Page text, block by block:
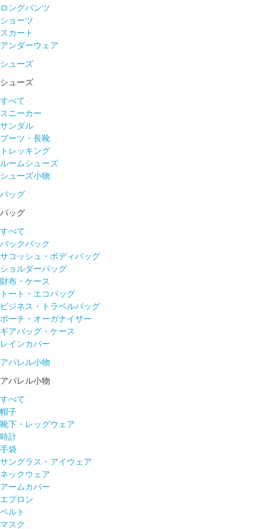
ロングパンツ
ショーツ
スカート
アンダーウェア
シューズ
シューズ
すべて
スニーカー
サンダル
ブーツ・長靴
トレッキング
ルームシューズ
シューズ小物
バッグ
バッグ
すべて
バックパック
サコッシュ・ボディバッグ
ショルダーバッグ
財布・ケース
トート・エコバッグ
ビジネス・トラベルバッグ
ポーチ・オーガナイザー
ギアバッグ・ケース
レインカバー
アパレル小物
アパレル小物
すべて
帽子
靴下・レッグウェア
時計
手袋
サングラス・アイウェア
ネックウェア
アームカバー
エプロン
ベルト
マスク